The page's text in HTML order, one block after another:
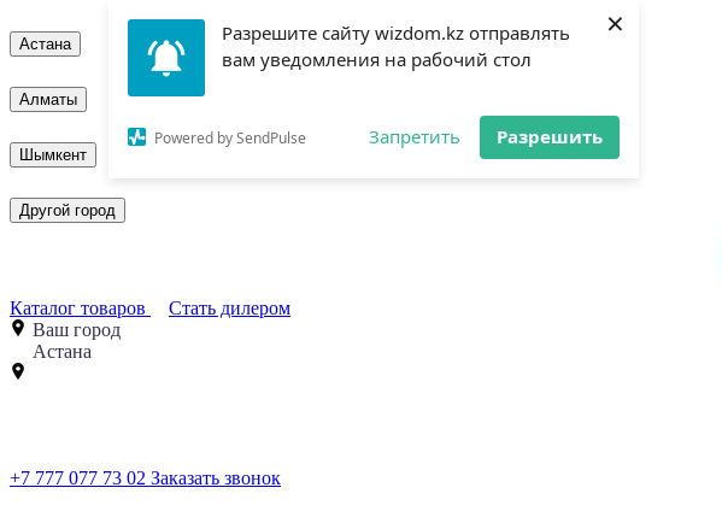
Разрешите сайту wizdom.kz отправлять
вам уведомления на рабочий стол
Powered by SendPulse Запретить Разрешить
×
Астана
Алматы
Шымкент
Другой город
Каталог товаров
Стать дилером
Ваш город
Астана
+7 777 077 73 02 Заказать звонок